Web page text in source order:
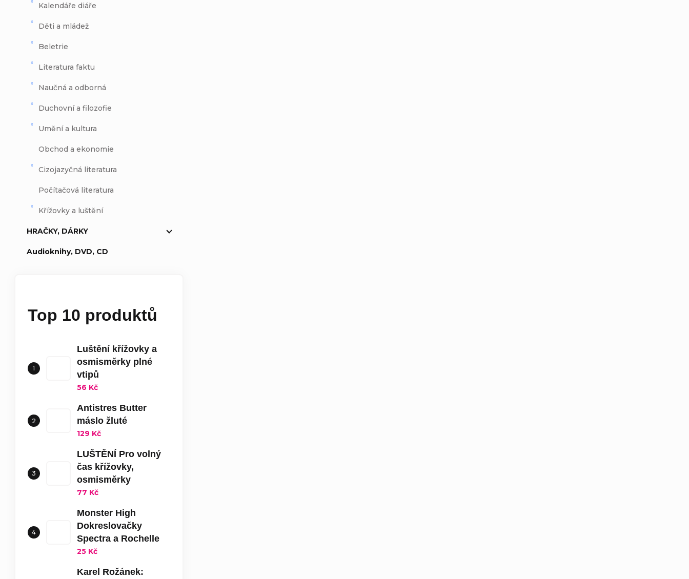
Kalendáře diáře
Děti a mládež
Beletrie
Literatura faktu
Naučná a odborná
Duchovní a filozofie
Umění a kultura
Obchod a ekonomie
Cizojazyčná literatura
Počítačová literatura
Křížovky a luštění
HRAČKY, DÁRKY
Audioknihy, DVD, CD
Top 10 produktů
Luštění křížovky a
osmisměrky plné
vtipů
56 Kč
Antistres Butter
máslo žluté
129 Kč
LUŠTĚNÍ Pro volný
čas křížovky,
osmisměrky
77 Kč
Monster High
Dokreslovačky
Spectra a Rochelle
25 Kč
Karel Rožánek: